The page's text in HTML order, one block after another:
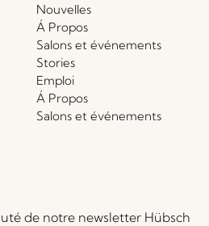
Nouvelles
Á Propos
Salons et événements
Stories
Emploi
Á Propos
Salons et événements
de notre newsletter Hübsch